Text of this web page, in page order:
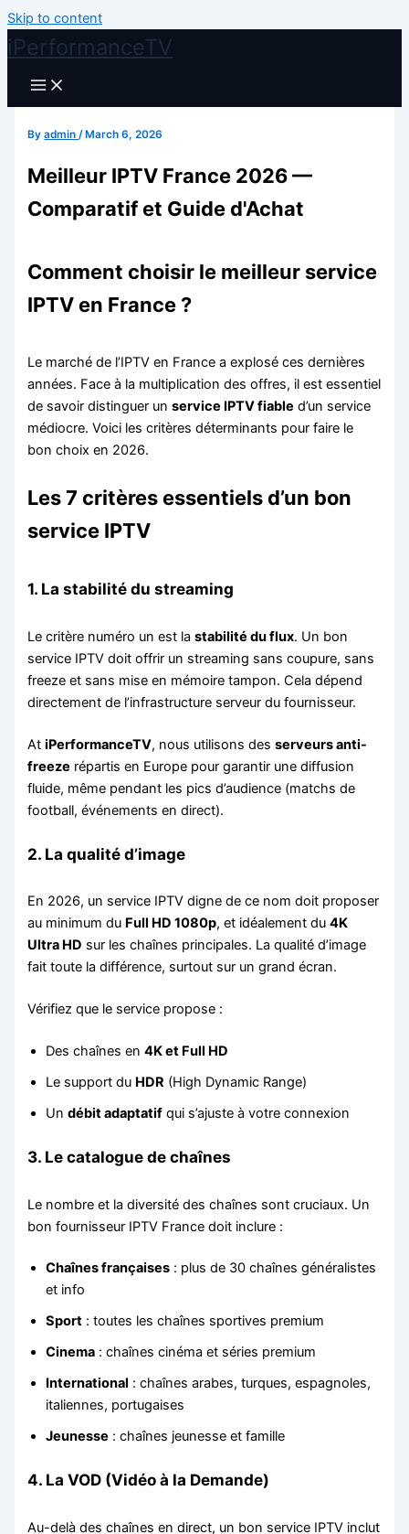
Skip to content
iPerformanceTV
Byadmin/March 6, 2026
Meilleur IPTV France 2026 —
Comparatif et Guide d'Achat
Comment choisir le meilleur service
IPTV en France ?
Le marché de l’IPTV en France a explosé ces dernières
années. Face à la multiplication des offres, il est essentiel
de savoir distinguer unservice IPTV fiable d’un service
médiocre. Voici les critères déterminants pour faire le
bon choix en 2026.
Les 7 critères essentiels d’un bon
service IPTV
1. La stabilité du streaming
Le critère numéro un est lastabilité du flux. Un bon
service IPTV doit offrir un streaming sans coupure, sans
freeze et sans mise en mémoire tampon. Cela dépend
directement de l’infrastructure serveur du fournisseur.
AtiPerformanceTV, nous utilisons desserveurs anti-
freeze répartis en Europe pour garantir une diffusion
fluide, même pendant les pics d’audience (matchs de
football, événements en direct).
2. La qualité d’image
En 2026, un service IPTV digne de ce nom doit proposer
au minimum du Full HD 1080p, et idéalement du4K
Ultra HD sur les chaînes principales. La qualité d’image
fait toute la différence, surtout sur un grand écran.
Vérifiez que le service propose :
Des chaînes en4K et Full HD
Le support du HDR (High Dynamic Range)
Undébit adaptatif qui s’ajuste à votre connexion
3. Le catalogue de chaînes
Le nombre et la diversité des chaînes sont cruciaux. Un
bon fournisseur IPTV France doit inclure :
Chaînes françaises : plus de 30 chaînes généralistes
et info
Sport : toutes les chaînes sportives premium
Cinema : chaînes cinéma et séries premium
International : chaînes arabes, turques, espagnoles,
italiennes, portugaises
Jeunesse : chaînes jeunesse et famille
4. La VOD (Vidéo à la Demande)
Au-delà des chaînes en direct, un bon service IPTV inclut